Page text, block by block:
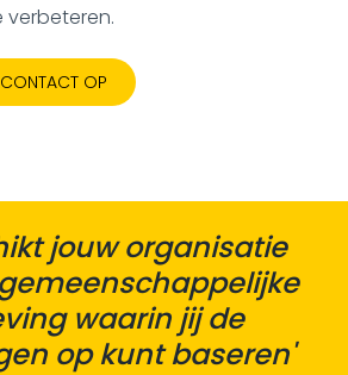
verbeteren.
OP
jouw organisatie
waarin jij de
op kunt baseren'